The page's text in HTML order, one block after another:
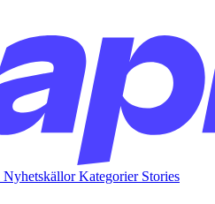
NyhetskällorKategorier Stories